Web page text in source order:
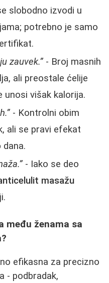
slobodno izvodi u
potrebno je samo
zauvek.”- Broj masnih
ali preostale ćelije
unosi višak kalorija.
- Kontrolni obim
ali se pravi efekat
- Iako se deo
masažu
među ženama sa
efikasna za precizno
- podbradak,